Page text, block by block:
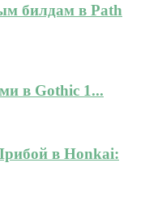
билдам в Path
в Gothic 1...
в Honkai: